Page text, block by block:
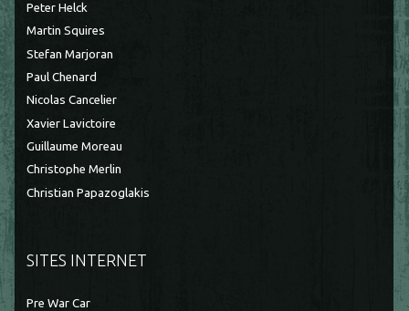
Peter Helck
Martin Squires
Stefan Marjoran
Paul Chenard
Nicolas Cancelier
Xavier Lavictoire
Guillaume Moreau
Christophe Merlin
Christian Papazoglakis
SITES INTERNET
Pre War Car